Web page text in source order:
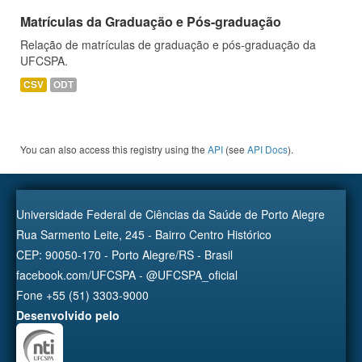
Matrículas da Graduação e Pós-graduação
Relação de matrículas de graduação e pós-graduação da
UFCSPA.
CSV ODT
You can also access this registry using the API (see API Docs).
Universidade Federal de Ciências da Saúde de Porto Alegre
Rua Sarmento Leite, 245 - Bairro Centro Histórico
CEP: 90050-170 - Porto Alegre/RS - Brasil
facebook.com/UFCSPA - @UFCSPA_oficial
Fone +55 (51) 3303-9000
Desenvolvido pelo